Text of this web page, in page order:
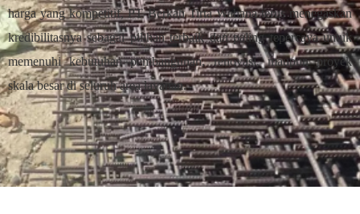
harga yang kompetitif, PT Berkah Tirta Wahana terus menegaskan
kredibilitasnya sebagai pilihan terbaik dan paling tepercaya untuk
memenuhi kebutuhan pembangunan, renovasi, maupun proyek
skala besar di seluruh area layanan.